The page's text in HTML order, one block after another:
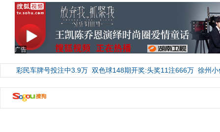
广告
彩民车牌号投注中3.9万 双色球148期开奖:头奖11注666万 徐州